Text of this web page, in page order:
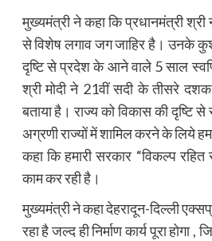
मुख्यमंत्री ने कहा कि प्रधानमंत्री श्री
से विशेष लगाव जग जाहिर है। उनके
दृष्टि से प्रदेश के आने वाले 5 साल
श्री मोदी ने 21वीं सदी के तीसरे
बताया है। राज्य को विकास की दृष्टि
अग्रणी राज्यों में शामिल करने के लिये
कहा कि हमारी सरकार “विकल्प
काम कर रही है।
मुख्यमंत्री ने कहा देहरादून-दिल्ली
रहा है जल्द ही निर्माण कार्य पूरा होगा